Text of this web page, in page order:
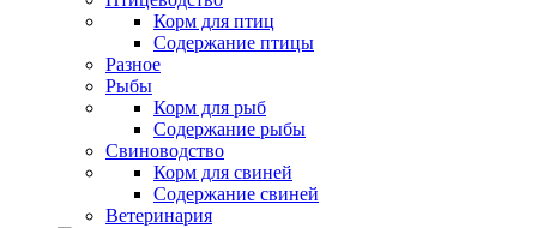
Корм для птиц
Содержание птицы
Разное
Рыбы
Корм для рыб
Содержание рыбы
Свиноводство
Корм для свиней
Содержание свиней
Ветеринария